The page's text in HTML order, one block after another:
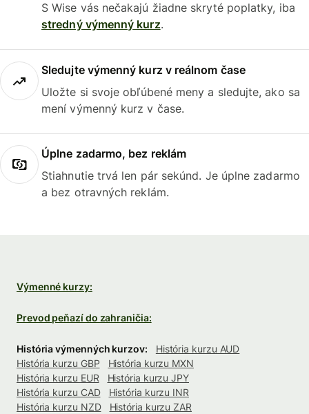
S Wise vás nečakajú žiadne skryté poplatky, iba
stredný výmenný kurz.
Sledujte výmenný kurz v reálnom čase
Uložte si svoje obľúbené meny a sledujte, ako sa
mení výmenný kurz v čase.
Úplne zadarmo, bez reklám
Stiahnutie trvá len pár sekúnd. Je úplne zadarmo
a bez otravných reklám.
Výmenné kurzy:
Prevod peňazí do zahraničia:
História výmenných kurzov:
História kurzu AUD
História kurzu GBP
História kurzu MXN
História kurzu EUR
História kurzu JPY
História kurzu CAD
História kurzu INR
História kurzu NZD
História kurzu ZAR